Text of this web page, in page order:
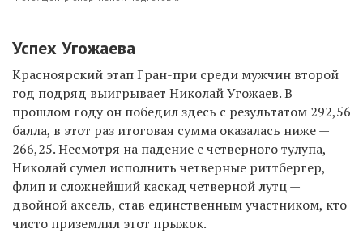
Успех Угожаева
Красноярский этап Гран-при среди мужчин второй
год подряд выигрывает Николай Угожаев. В
прошлом году он победил здесь с результатом 292,56
балла, в этот раз итоговая сумма оказалась ниже —
266,25. Несмотря на падение с четверного тулупа,
Николай сумел исполнить четверные риттбергер,
флип и сложнейший каскад четверной лутц —
двойной аксель, став единственным участником, кто
чисто приземлил этот прыжок.